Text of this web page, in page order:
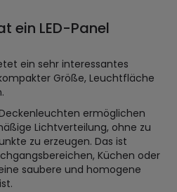
ein LED-Panel
ein sehr interessantes
Größe, Leuchtfläche
ermöglichen
Lichtverteilung, ohne zu
zu erzeugen. Das ist
Küchen oder
saubere und homogene